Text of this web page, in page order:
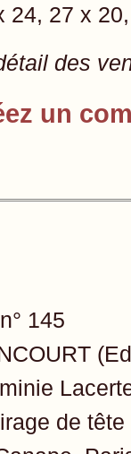
24, 27 x
des
un
145
de